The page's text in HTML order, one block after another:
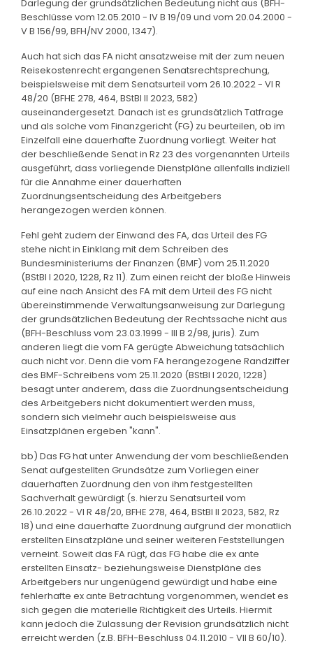
Darlegung der grundsätzlichen Bedeutung nicht aus (BFH-
Beschlüsse vom 12.05.2010 - IV B 19/09 und vom 20.04.2000 -
V B 156/99, BFH/NV 2000, 1347).
Auch hat sich das FA nicht ansatzweise mit der zum neuen
Reisekostenrecht ergangenen Senatsrechtsprechung,
beispielsweise mit dem Senatsurteil vom 26.10.2022 - VI R
48/20 (BFHE 278, 464, BStBl II 2023, 582)
auseinandergesetzt. Danach ist es grundsätzlich Tatfrage
und als solche vom Finanzgericht (FG) zu beurteilen, ob im
Einzelfall eine dauerhafte Zuordnung vorliegt. Weiter hat
der beschließende Senat in Rz 23 des vorgenannten Urteils
ausgeführt, dass vorliegende Dienstpläne allenfalls indiziell
für die Annahme einer dauerhaften
Zuordnungsentscheidung des Arbeitgebers
herangezogen werden können.
Fehl geht zudem der Einwand des FA, das Urteil des FG
stehe nicht in Einklang mit dem Schreiben des
Bundesministeriums der Finanzen (BMF) vom 25.11.2020
(BStBl I 2020, 1228, Rz 11). Zum einen reicht der bloße Hinweis
auf eine nach Ansicht des FA mit dem Urteil des FG nicht
übereinstimmende Verwaltungsanweisung zur Darlegung
der grundsätzlichen Bedeutung der Rechtssache nicht aus
(BFH-Beschluss vom 23.03.1999 - III B 2/98, juris). Zum
anderen liegt die vom FA gerügte Abweichung tatsächlich
auch nicht vor. Denn die vom FA herangezogene Randziffer
des BMF-Schreibens vom 25.11.2020 (BStBl I 2020, 1228)
besagt unter anderem, dass die Zuordnungsentscheidung
des Arbeitgebers nicht dokumentiert werden muss,
sondern sich vielmehr auch beispielsweise aus
Einsatzplänen ergeben "kann".
bb) Das FG hat unter Anwendung der vom beschließenden
Senat aufgestellten Grundsätze zum Vorliegen einer
dauerhaften Zuordnung den von ihm festgestellten
Sachverhalt gewürdigt (s. hierzu Senatsurteil vom
26.10.2022 - VI R 48/20, BFHE 278, 464, BStBl II 2023, 582, Rz
18) und eine dauerhafte Zuordnung aufgrund der monatlich
erstellten Einsatzpläne und seiner weiteren Feststellungen
verneint. Soweit das FA rügt, das FG habe die ex ante
erstellten Einsatz- beziehungsweise Dienstpläne des
Arbeitgebers nur ungenügend gewürdigt und habe eine
fehlerhafte ex ante Betrachtung vorgenommen, wendet es
sich gegen die materielle Richtigkeit des Urteils. Hiermit
kann jedoch die Zulassung der Revision grundsätzlich nicht
erreicht werden (z.B. BFH-Beschluss 04.11.2010 - VII B 60/10).